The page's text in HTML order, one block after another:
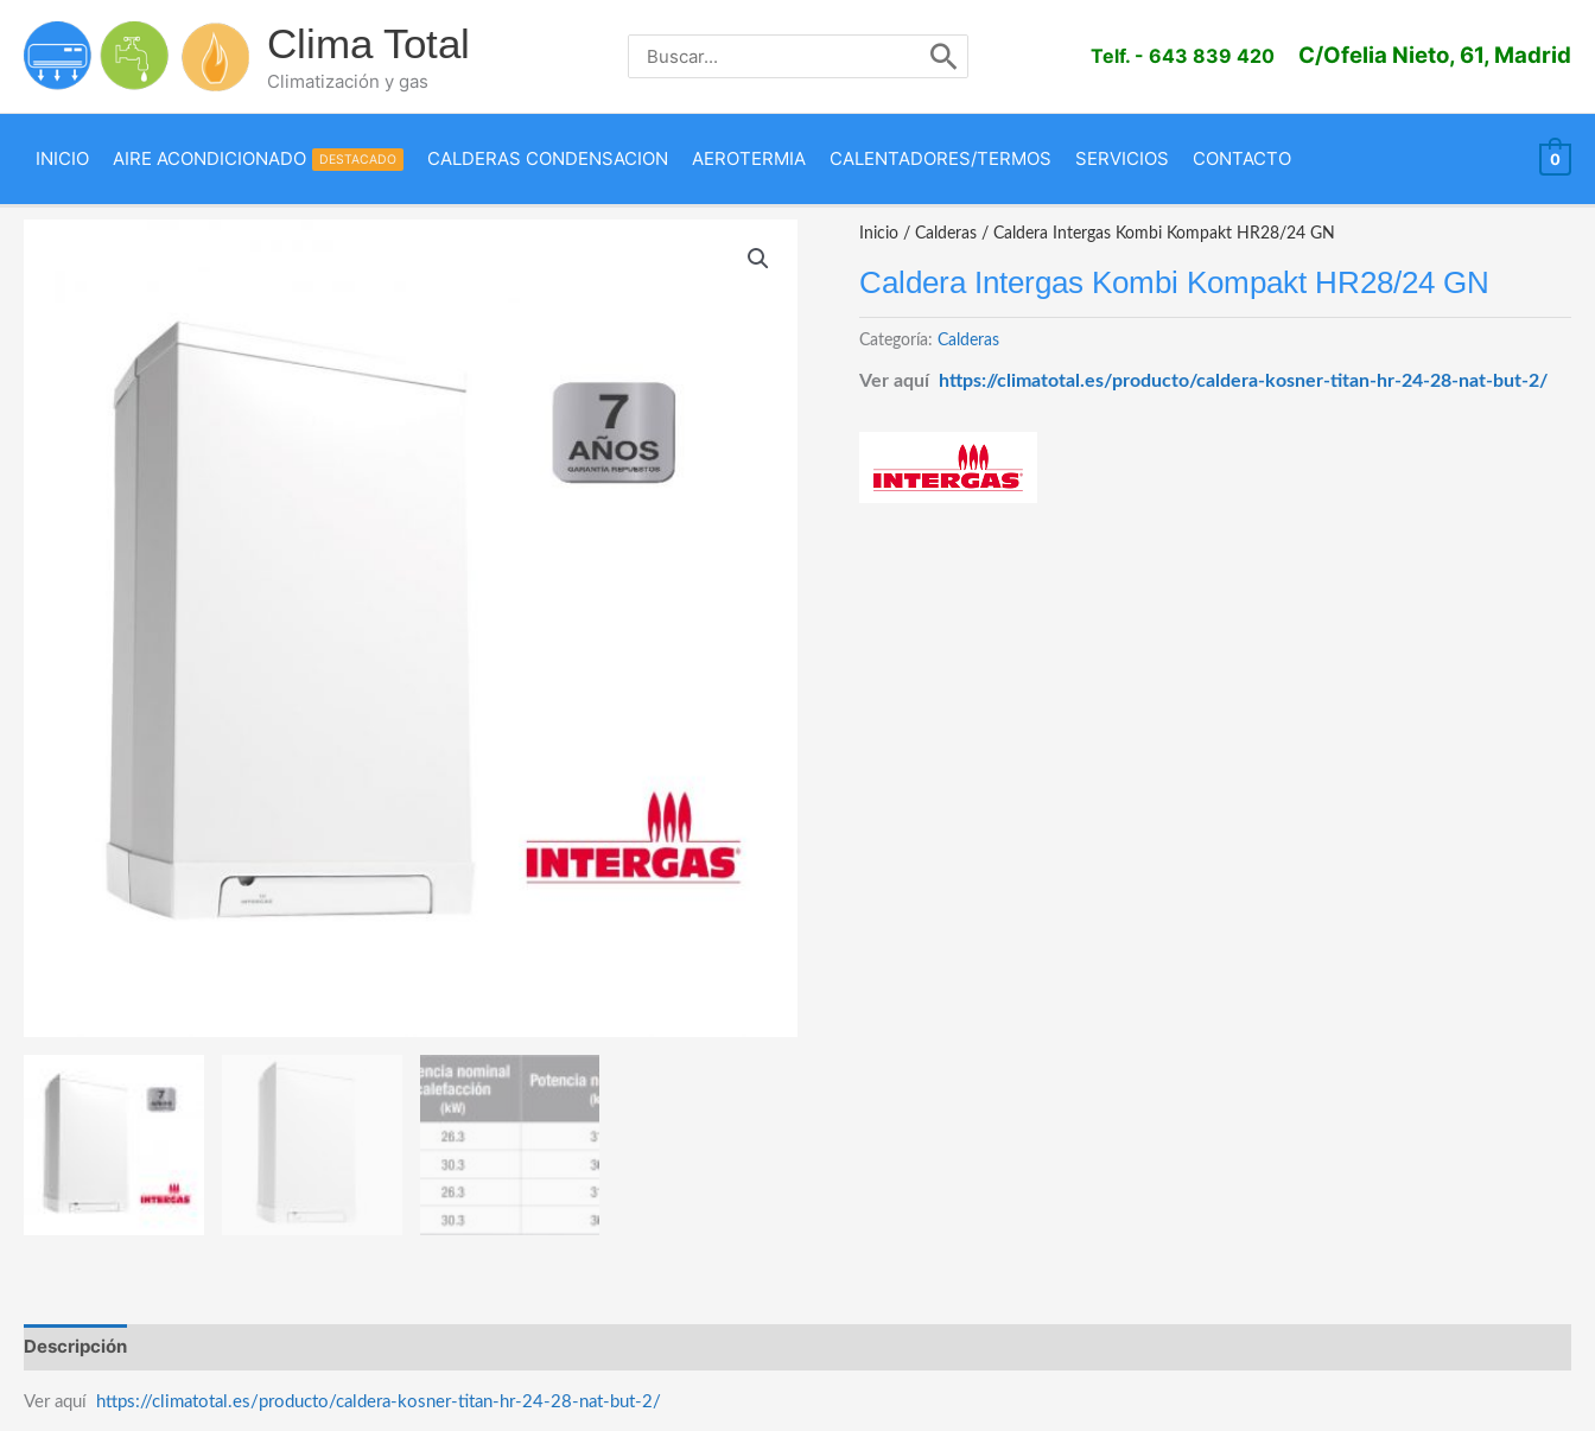
contenido
Clima Total
Climatización y gas
Buscar
por:
Telf. - 643 839 420 C/Ofelia Nieto, 61, Madrid
INICIO AIRE ACONDICIONADO DESTACADO CALDERAS CONDENSACION AEROTERMIA CALENTADORES/TERMOS SERVICIOS CONTACTO 0
Inicio /Calderas / Caldera Intergas Kombi Kompakt HR28/24 GN
Caldera Intergas Kombi Kompakt HR28/24 GN
Categoría:Calderas
Ver aquí https://climatotal.es/producto/caldera-kosner-titan-hr-24-28-nat-but-2/
Descripción
Ver aquí https://climatotal.es/producto/caldera-kosner-titan-hr-24-28-nat-but-2/